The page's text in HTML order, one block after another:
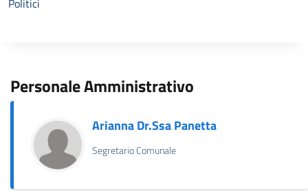
Politici
Personale Amministrativo
Arianna Dr.Ssa Panetta
Segretario Comunale